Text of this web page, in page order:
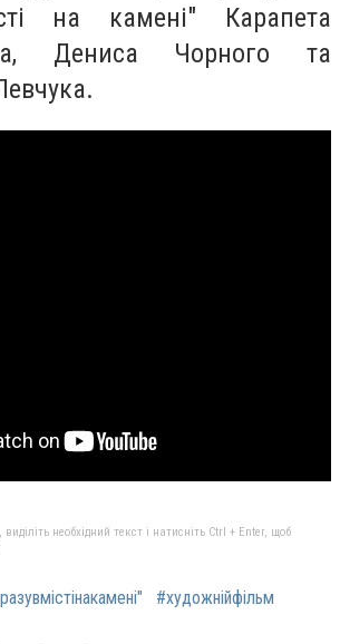
на камені" Карапета
Дениса Чорного та
необхідний текст і натисніть Ctrl + Enter, щоб
#художнійфільм